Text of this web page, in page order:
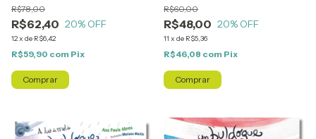
R$62,40
R$78,00
20% OFF
12x de R$6,42
R$59,90 com Pix
Comprar
R$48,00
R$60,00
20% OFF
11 x de R$5,36
R$46,08 com Pix
Comprar